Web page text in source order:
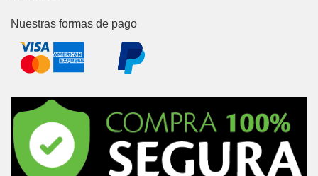
Nuestras formas de pago